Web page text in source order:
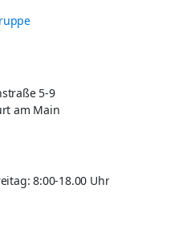
5-9
am Main
8:00-18.00 Uhr